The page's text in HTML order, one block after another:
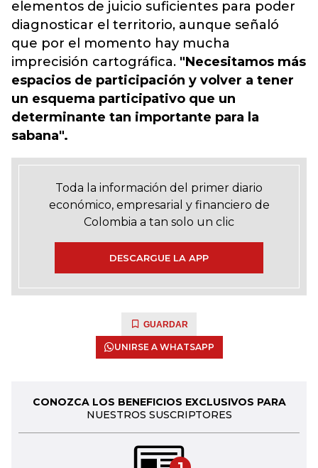
elementos de juicio suficientes para poder
diagnosticar el territorio, aunque señaló
que por el momento hay mucha
imprecisión cartográfica. "Necesitamos más
espacios de participación y volver a tener
un esquema participativo que un
determinante tan importante para la
sabana".
Toda la información del primer diario
económico, empresarial y financiero de
Colombia a tan solo un clic
DESCARGUE LA APP
GUARDAR
UNIRSE A WHATSAPP
CONOZCA LOS BENEFICIOS EXCLUSIVOS PARA
NUESTROS SUSCRIPTORES